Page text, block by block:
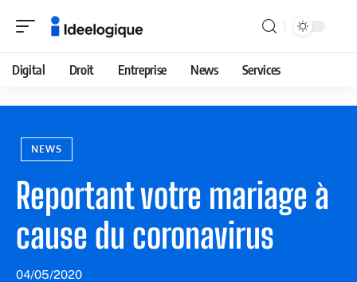
Digital Droit Entreprise News Services
NEWS
Reportant votre mariage à
cause du coronavirus
04/05/2020